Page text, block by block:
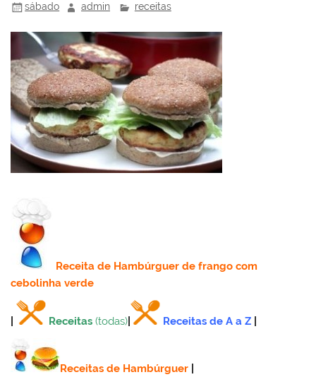
sábado admin receitas
Receitade Hambúrguer de frango com
cebolinha verde
Receitas (todas) Receitas de A a Z
Receitas de Hambúrguer